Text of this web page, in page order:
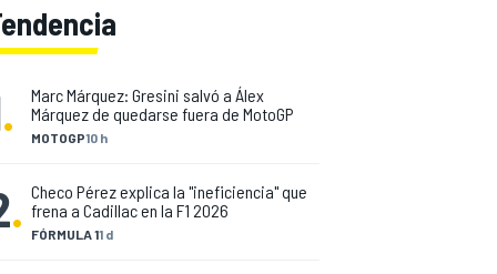
. MOTOGP10 h
Marc Márquez: Gresini salvó a Álex
Márquez de quedarse fuera de MotoGP
. FÓRMULA 11 d
Checo Pérez explica la "ineficiencia" que
frena a Cadillac en la F1 2026